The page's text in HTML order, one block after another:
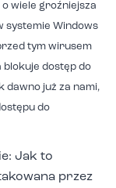
wiele groźniejsza
systemie Windows
tym wirusem
blokuje dostęp do
dawno już za nami,
do
Jak to
przez